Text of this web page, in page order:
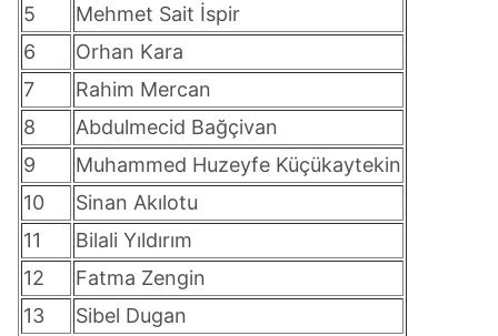
5
Mehmet Sait İspir
6
Orhan Kara
7
Rahim Mercan
8
Abdulmecid Bağçivan
9
Muhammed Huzeyfe Küçükaytekin
10
Sinan Akılotu
11
Bilali Yıldırım
12
Fatma Zengin
13
Sibel Dugan